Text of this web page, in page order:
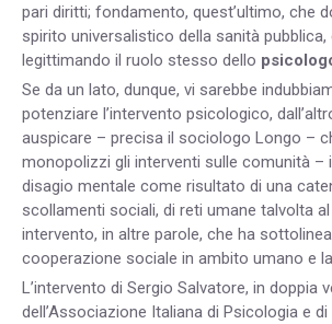
pari diritti; fondamento, quest’ultimo, che
spirito universalistico della sanità
legittimando il ruolo stesso dello
Se da un lato, dunque, vi sarebbe
potenziare l’intervento psicologico,
auspicare – precisa il sociologo Longo –
monopolizzi gli interventi sulle comunità –
disagio mentale come risultato di una
scollamenti sociali, di reti umane talvolta
intervento, in altre parole, che ha
cooperazione sociale in ambito umano e
L’intervento di Sergio Salvatore, in doppia
dell’Associazione Italiana di Psicologia e